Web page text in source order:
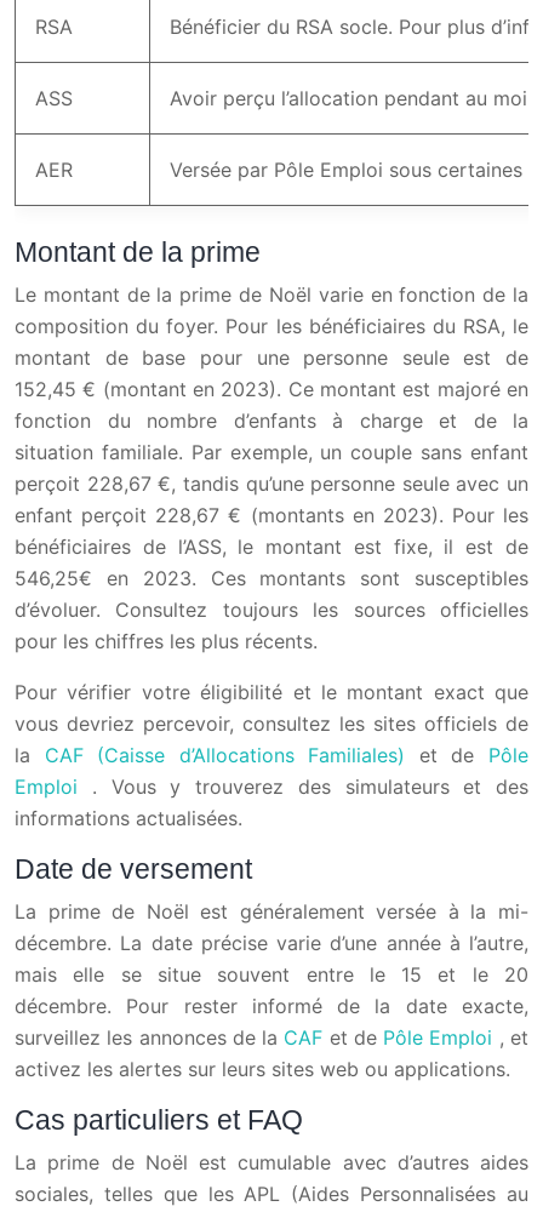
RSA Bénéficier du RSA socle. Pour plus
ASS Avoir perçu l’allocation pendant au
AER Versée par Pôle Emploi sous certaines
Montant de la prime
Le montant de la prime de Noël varie en fonction de la
composition du foyer. Pour les bénéficiaires du RSA, le
montant de base pour une personne seule est de
152,45 € (montant en 2023). Ce montant est majoré en
fonction du nombre d’enfants à charge et de la
situation familiale. Par exemple, un couple sans enfant
perçoit 228,67 €, tandis qu’une personne seule avec un
enfant perçoit 228,67 € (montants en 2023). Pour les
bénéficiaires de l’ASS, le montant est fixe, il est de
546,25€ en 2023. Ces montants sont susceptibles
d’évoluer. Consultez toujours les sources officielles
pour les chiffres les plus récents.
Pour vérifier votre éligibilité et le montant exact que
vous devriez percevoir, consultez les sites officiels de
la CAF (Caisse d’Allocations Familiales) et de Pôle
Emploi . Vous y trouverez des simulateurs et des
informations actualisées.
Date de versement
La prime de Noël est généralement versée à la mi-
décembre. La date précise varie d’une année à l’autre,
mais elle se situe souvent entre le 15 et le 20
décembre. Pour rester informé de la date exacte,
surveillez les annonces de la CAF et de Pôle Emploi , et
activez les alertes sur leurs sites web ou applications.
Cas particuliers et FAQ
La prime de Noël est cumulable avec d’autres aides
sociales, telles que les APL (Aides Personnalisées au